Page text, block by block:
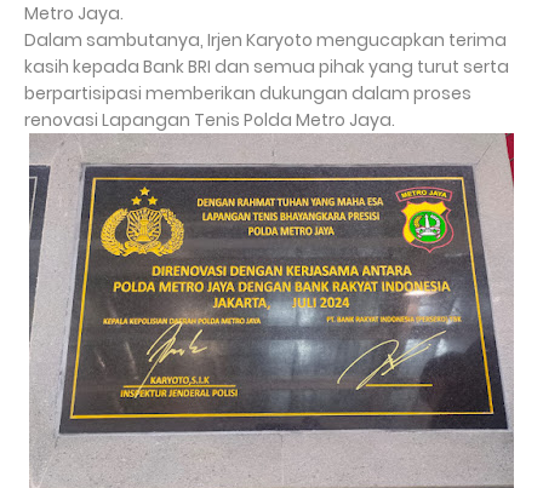
Metro Jaya.
Dalam sambutanya, Irjen Karyoto mengucapkan terima
kasih kepada Bank BRI dan semua pihak yang turut serta
berpartisipasi memberikan dukungan dalam proses
renovasi Lapangan Tenis Polda Metro Jaya.